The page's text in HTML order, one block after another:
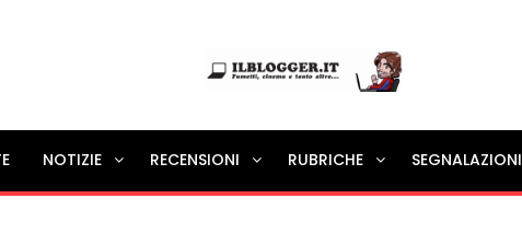
Ilblogger.it
Il portalino di blog |
NOTIZIE RECENSIONI RUBRICHE SEGNALAZIONI